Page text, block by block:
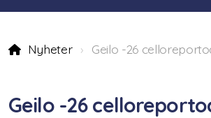
Nyheter Geilo -26
Geilo -26